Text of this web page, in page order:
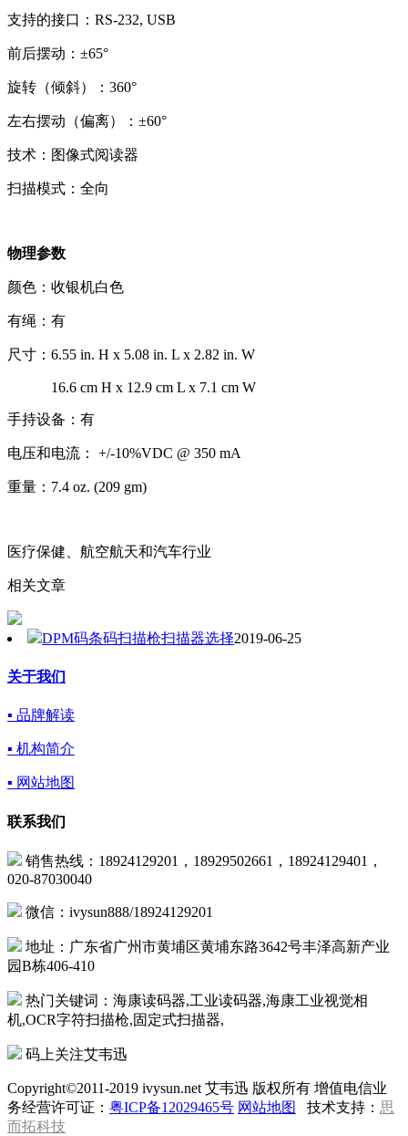
支持的接口：RS-232, USB
前后摆动：±65°
旋转（倾斜）：360°
左右摆动（偏离）：±60°
技术：图像式阅读器
扫描模式：全向
物理参数
颜色：收银机白色
有绳：有
尺寸：6.55 in. H x 5.08 in. L x 2.82 in. W
16.6 cm H x 12.9 cm L x 7.1 cm W
手持设备：有
电压和电流： +/-10%VDC @ 350 mA
重量：7.4 oz. (209 gm)
医疗保健、航空航天和汽车行业
相关文章
DPM码条码扫描枪扫描器选择2019-06-25
关于我们
▪ 品牌解读
▪ 机构简介
▪ 网站地图
联系我们
销售热线：18924129201，18929502661，18924129401，
020-87030040
微信：ivysun888/18924129201
地址：广东省广州市黄埔区黄埔东路3642号丰泽高新产业
园B栋406-410
热门关键词：海康读码器,工业读码器,海康工业视觉相
机,OCR字符扫描枪,固定式扫描器,
码上关注艾韦迅
Copyright©2011-2019 ivysun.net 艾韦迅 版权所有 增值电信业
务经营许可证： 粤ICP备12029465号 网站地图 技术支持： 思
而拓科技